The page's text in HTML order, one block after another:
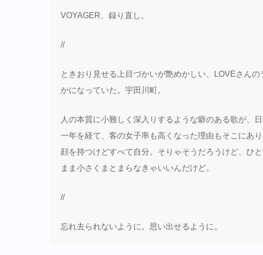
VOYAGER、録り直し。
//
ときおり見せる上目づかいが艶めかしい、LOVEさん
かになっていた。宇田川町。
人の本質に小難しく深入りするような癖のある歌が、
一年を経て、客の女子率も高くなった理由もそこにあ
顔を持つけどすべて自分。そりゃそうだろうけど、ひ
まま小さくまとまらなきゃいいんだけど。
//
忘れ去られないように。思い出せるように。